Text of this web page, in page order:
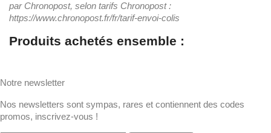
par Chronopost, selon tarifs Chronopost :
https://www.chronopost.fr/fr/tarif-envoi-colis
Produits achetés ensemble :
Notre newsletter
Nos newsletters sont sympas, rares et contiennent des codes
promos, inscrivez-vous !